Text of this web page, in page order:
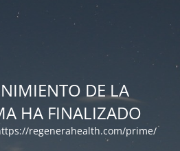
DE LA
HA FINALIZADO
regenerahealth.com/prime/